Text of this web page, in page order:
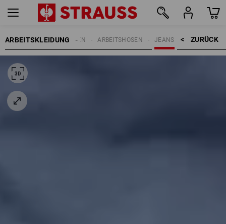
ARBEITSKLEIDUNG ZURÜCK    >
JEANS
ARBEITSHOSEN
HERREN